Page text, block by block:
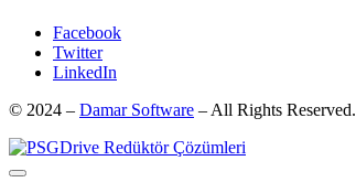
Facebook
Twitter
LinkedIn
© 2024 – Damar Software – All Rights Reserved.